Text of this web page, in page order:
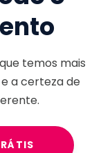
temos mais
a certeza de